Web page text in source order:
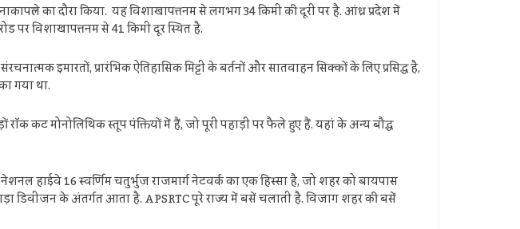
का दौरा किया. यह विशाखापत्तनम से लगभग 34 किमी की दूरी पर है. आंध्र प्रदेश में
पर विशाखापत्तनम से 41 किमी दूर स्थित है.
इमारतों, प्रारंभिक ऐतिहासिक मिट्टी के बर्तनों और सातवाहन सिक्कों के लिए प्रसिद्ध है,
गया था.
कट मोनोलिथिक स्तूप पंक्तियों में हैं, जो पूरी पहाड़ी पर फैले हुए हैं. यहां के अन्य बौद्ध
हाईवे 16 स्वर्णिम चतुर्भुज राजमार्ग नेटवर्क का एक हिस्सा है, जो शहर को बायपास
डिवीजन के अंतर्गत आता है. APSRTC पूरे राज्य में बसें चलाती है. विजाग शहर की बसें